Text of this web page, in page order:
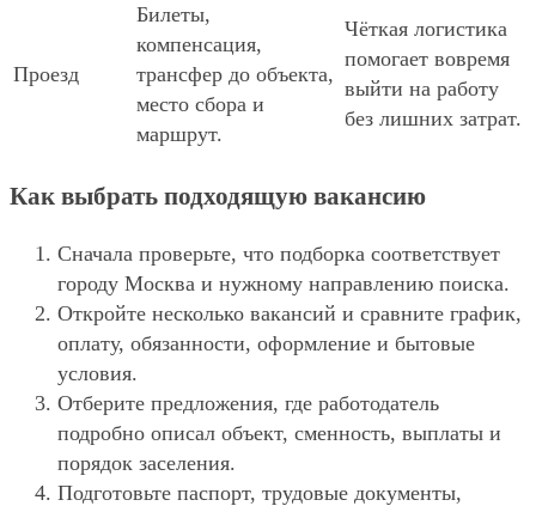
Проезд
Билеты,
компенсация,
трансфер до объекта,
место сбора и
маршрут.
Чёткая логистика
помогает вовремя
выйти на работу
без лишних затрат.
Как выбрать подходящую вакансию
Сначала проверьте, что подборка соответствует
городу Москва и нужному направлению поиска.
Откройте несколько вакансий и сравните график,
оплату, обязанности, оформление и бытовые
условия.
Отберите предложения, где работодатель
подробно описал объект, сменность, выплаты и
порядок заселения.
Подготовьте паспорт, трудовые документы,